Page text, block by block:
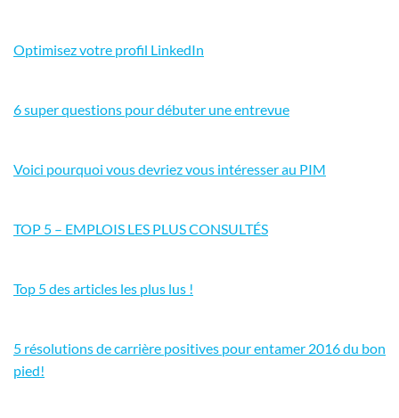
Optimisez votre profil LinkedIn
6 super questions pour débuter une entrevue
Voici pourquoi vous devriez vous intéresser au PIM
TOP 5 – EMPLOIS LES PLUS CONSULTÉS
Top 5 des articles les plus lus !
5 résolutions de carrière positives pour entamer 2016 du bon
pied!